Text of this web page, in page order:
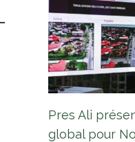
Pres Ali
global pour